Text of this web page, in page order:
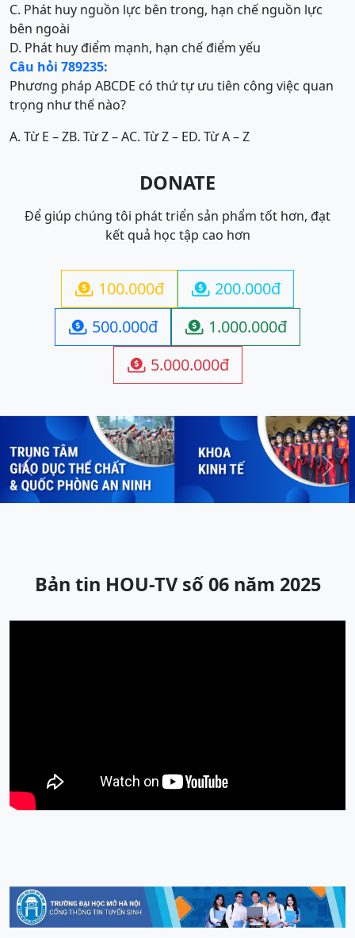
C. Phát huy nguồn lực bên trong, hạn chế nguồn lực
bên ngoài
D. Phát huy điểm mạnh, hạn chế điểm yếu
Câu hỏi 789235:
Phương pháp ABCDE có thứ tự ưu tiên công việc quan
trọng như thế nào?
A. Từ E – ZB. Từ Z – AC. Từ Z – ED. Từ A – Z
DONATE
Để giúp chúng tôi phát triển sản phẩm tốt hơn, đạt
kết quả học tập cao hơn
 100.000đ  200.000đ
 500.000đ  1.000.000đ
 5.000.000đ
Previous Next
Bản tin HOU-TV số 06 năm 2025